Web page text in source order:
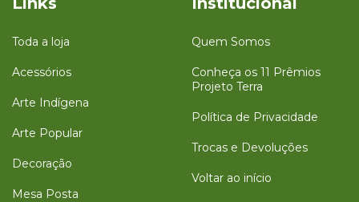
Toda a loja
Acessórios
Arte Indígena
Arte Popular
Decoração
Mesa Posta
Quem Somos
Conheça os 11 Prêmios
Projeto Terra
Política de Privacidade
Trocas e Devoluções
Voltar ao início